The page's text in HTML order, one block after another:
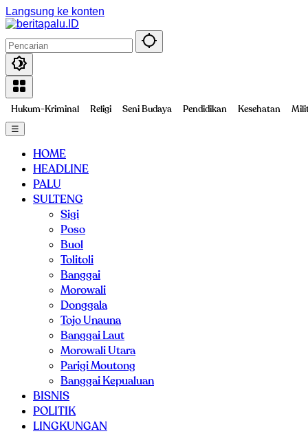
Langsung ke konten
Hukum-Kriminal Religi Seni Budaya Pendidikan Kesehatan
☰
HOME
HEADLINE
PALU
SULTENG
Sigi
Poso
Buol
Tolitoli
Banggai
Morowali
Donggala
Tojo Unauna
Banggai Laut
Morowali Utara
Parigi Moutong
Banggai Kepualuan
BISNIS
POLITIK
LINGKUNGAN